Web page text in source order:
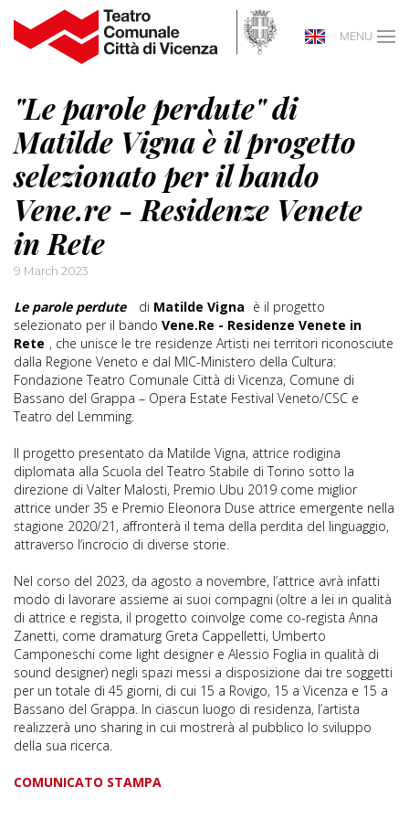
MENU
"Le parole perdute" di
Matilde Vigna è il progetto
selezionato per il bando
Vene.re - Residenze Venete
in Rete
9 March 2023
Le parole perdute di Matilde Vigna è il progetto
selezionato per il bando Vene.Re - Residenze Venete in
Rete , che unisce le tre residenze Artisti nei territori riconosciute
dalla Regione Veneto e dal MIC-Ministero della Cultura:
Fondazione Teatro Comunale Città di Vicenza, Comune di
Bassano del Grappa – Opera Estate Festival Veneto/CSC e
Teatro del Lemming.
Il progetto presentato da Matilde Vigna, attrice rodigina
diplomata alla Scuola del Teatro Stabile di Torino sotto la
direzione di Valter Malosti, Premio Ubu 2019 come miglior
attrice under 35 e Premio Eleonora Duse attrice emergente nella
stagione 2020/21, affronterà il tema della perdita del linguaggio,
attraverso l’incrocio di diverse storie.
Nel corso del 2023, da agosto a novembre, l’attrice avrà infatti
modo di lavorare assieme ai suoi compagni (oltre a lei in qualità
di attrice e regista, il progetto coinvolge come co-regista Anna
Zanetti, come dramaturg Greta Cappelletti, Umberto
Camponeschi come light designer e Alessio Foglia in qualità di
sound designer) negli spazi messi a disposizione dai tre soggetti
per un totale di 45 giorni, di cui 15 a Rovigo, 15 a Vicenza e 15 a
Bassano del Grappa. In ciascun luogo di residenza, l’artista
realizzerà uno sharing in cui mostrerà al pubblico lo sviluppo
della sua ricerca.
COMUNICATO STAMPA